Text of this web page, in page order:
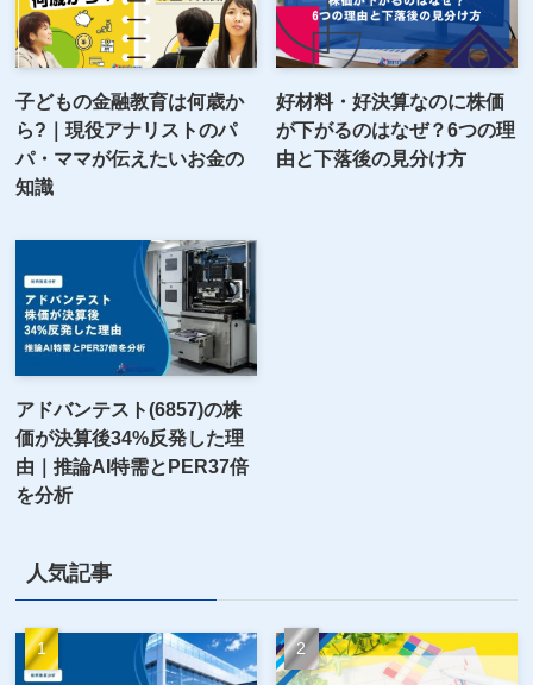
子どもの金融教育は何歳か
ら?｜現役アナリストのパ
パ・ママが伝えたいお金の
知識
好材料・好決算なのに株価
が下がるのはなぜ？6つの理
由と下落後の見分け方
アドバンテスト(6857)の株
価が決算後34%反発した理
由｜推論AI特需とPER37倍
を分析
人気記事